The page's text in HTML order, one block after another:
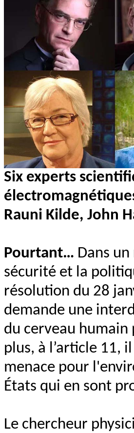
Six experts
Rauni Kilde, John
Pourtant… Dans
sécurité et la
résolution du 28
demande une
du cerveau
plus, à l’article 11,
menace pour
États qui en sont
Le chercheur